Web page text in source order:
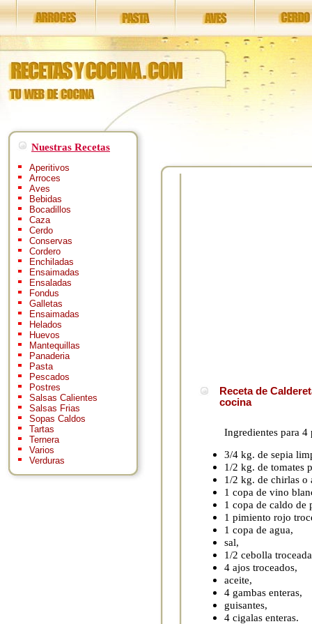
Nuestras Recetas
Aperitivos
Arroces
Aves
Bebidas
Bocadillos
Caza
Cerdo
Conservas
Cordero
Enchiladas
Ensaimadas
Ensaladas
Fondus
Galletas
Ensaimadas
Helados
Huevos
Mantequillas
Panaderia
Pasta
Pescados
Postres
Salsas Calientes
Salsas Frias
Sopas Caldos
Tartas
Ternera
Varios
Verduras
Receta de
cocina
Ingredientes para 4
3/4 kg. de sepia
1/2 kg. de tomates
1/2 kg. de chirlas o
1 copa de vino
1 copa de caldo de
1 pimiento rojo
1 copa de agua,
sal,
1/2 cebolla
4 ajos troceados,
aceite,
4 gambas enteras,
guisantes,
4 cigalas enteras.